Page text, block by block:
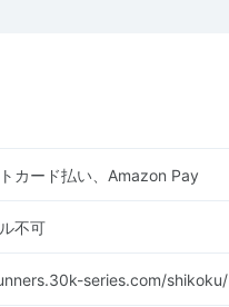
カード払い、Amazon Pay
不可
series.com/shikoku/